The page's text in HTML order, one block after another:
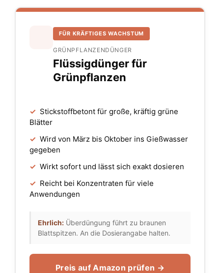
FÜR KRÄFTIGES WACHSTUM
GRÜNPFLANZENDÜNGER
Flüssigdünger für
Grünpflanzen
✓ Stickstoffbetont für große, kräftig grüne
Blätter
✓ Wird von März bis Oktober ins Gießwasser
gegeben
✓ Wirkt sofort und lässt sich exakt dosieren
✓ Reicht bei Konzentraten für viele
Anwendungen
Ehrlich: Überdüngung führt zu braunen
Blattspitzen. An die Dosierangabe halten.
Preis auf Amazon prüfen →